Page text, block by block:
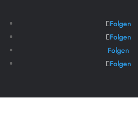
Folgen
Folgen
Folgen
Folgen